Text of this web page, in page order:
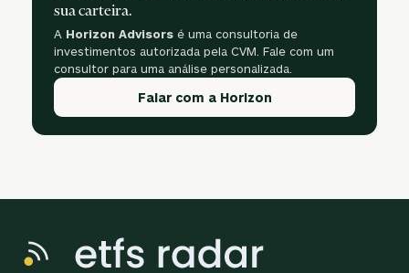
sua carteira.
A Horizon Advisors é uma consultoria de
investimentos autorizada pela CVM. Fale com um
consultor para uma análise personalizada.
Falar com a Horizon